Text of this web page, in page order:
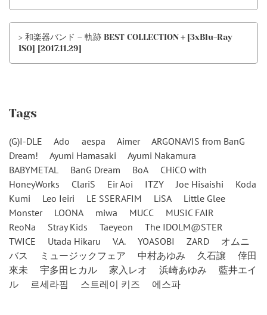
> 和楽器バンド – 軌跡 BEST COLLECTION＋[3xBlu-Ray
ISO] [2017.11.29]
Tags
(G)I-DLE Ado aespa Aimer
ARGONAVIS from BanG
Dream!
Ayumi Hamasaki
Ayumi Nakamura
BABYMETAL
BanG Dream BoA
CHiCO with
HoneyWorks
ClariS Eir Aoi ITZY Joe Hisaishi
Koda
Kumi
Leo Ieiri LE SSERAFIM LiSA
Little Glee
Monster
LOONA miwa MUCC
MUSIC FAIR
ReoNa
Stray Kids Taeyeon
The IDOLM@STER
TWICE
Utada Hikaru V.A. YOASOBI ZARD
オムニ
バス
ミュージックフェア 中村あゆみ 久石譲
倖田
來未
宇多田ヒカル 家入レオ 浜崎あゆみ
藍井エイ
ル
르세라핌 스트레이 키즈 에스파